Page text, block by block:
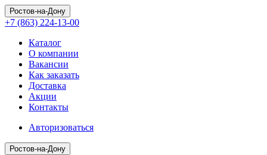
Ростов-на-Дону
+7 (863) 224-13-00
Каталог
О компании
Вакансии
Как заказать
Доставка
Акции
Контакты
Авторизоваться
Ростов-на-Дону